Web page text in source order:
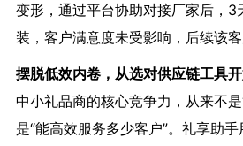
变形，通过平台协助对接厂家后，3
装，客户满意度未受影响，后续该客
摆脱低效内卷，从选对供应链工具
中小礼品商的核心竞争力，从来不
是“能高效服务多少客户”。礼享助